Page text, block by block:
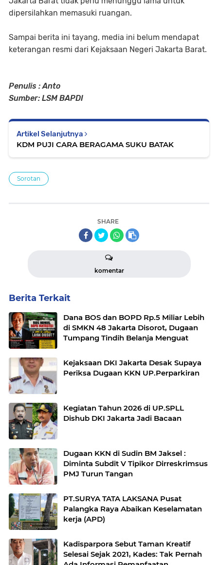
dipersilahkan memasuki ruangan.
Sampai berita ini tayang, media ini belum mendapat
keterangan resmi dari Kejaksaan Negeri Jakarta Barat.
Penulis : Anto
Sumber: LSM BAPDI
Artikel Selanjutnya
KDM PUJI CARA BERAGAMA SUKU BATAK
Sorotan
SHARE
komentar
Berita Terkait
Dana BOS dan BOPD Rp.5 Miliar Lebih
di SMKN 48 Jakarta Disorot, Dugaan
Tumpang Tindih Belanja Menguat
Kejaksaan DKI Jakarta Desak Supaya
Periksa Dugaan KKN UP.Perparkiran
Kegiatan Tahun 2026 di UP.SPLL
Dishub DKI Jakarta Jadi Bacaan
Dugaan KKN di Sudin BM Jaksel :
Diminta Subdit V Tipikor Dirreskrimsus
PMJ Turun Tangan
PT.SURYA TATA LAKSANA Pusat
Palangka Raya Abaikan Keselamatan
kerja (APD)
Kadisparpora Sebut Taman Kreatif
Selesai Sejak 2021, Kades: Tak Pernah